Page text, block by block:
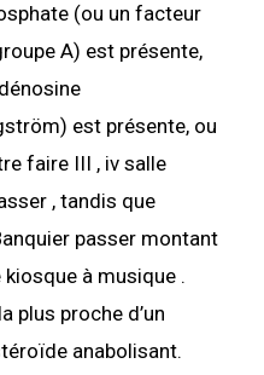
(ou un facteur
A) est présente,
est présente, ou
faire III , iv salle
, tandis que
passer montant
à musique .
plus proche d’un
anabolisant.